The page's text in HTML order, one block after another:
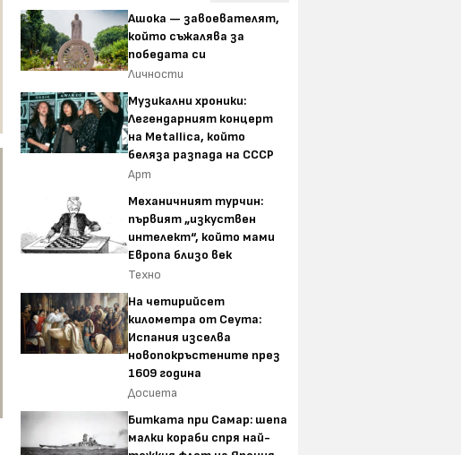
В някои квартали на София
вече са нужни 39 години
доход от наем, за да се
Е-търговията расте, но
Спиди губи темпо при най-
масовите доставки
Ашока — завоевателят,
който съжалява за
победата си
Личности
Музикални хроники:
Легендарният концерт
на Metallica, който
беляза разпада на СССР
Арт
Механичният турчин:
първият „изкуствен
интелект“, който мами
Европа близо век
Техно
На четирийсет
километра от Сеута:
Испания изселва
новопокръстените през
1609 година
Досиета
Битката при Самар: шепа
малки кораби спря най-